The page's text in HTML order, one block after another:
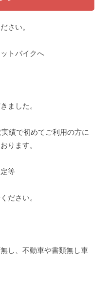
さい。
トバイクへ
ました。
績で初めてご利用の方に
ります。
等
ださい。
し、不動車や書類無し車